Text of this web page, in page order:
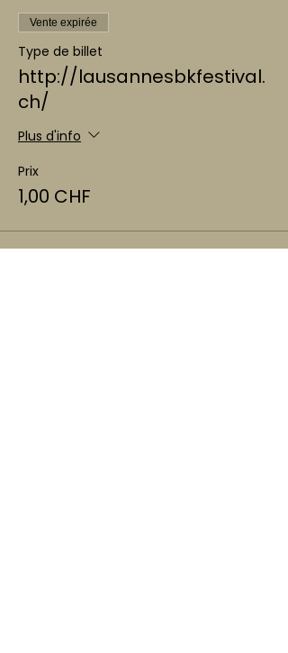
Vente expirée
Type de billet
http://lausannesbkfestival.
ch/
Plus d'info
Prix
1,00 CHF